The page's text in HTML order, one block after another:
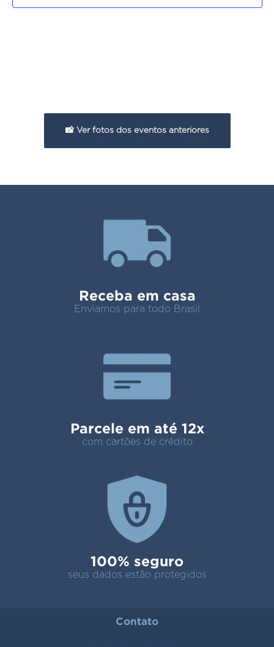
📸 Ver fotos dos eventos anteriores
Receba em casa
Enviamos para todo Brasil
Parcele em até 12x
com cartões de crédito
100% seguro
seus dados estão protegidos
Contato